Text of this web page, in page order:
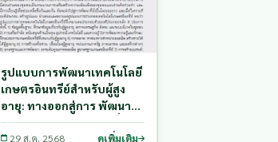
รูปแบบการพัฒนาเทคโนโลยี
เกษตรอินทรีย์สำหรับผู้สูง
อายุ: ทางออกสู่การ พัฒนา
คุณภาพชีวิตและความมั่นคง
ทางอาหารในชุมชนด้วย
29 ส.ค. 2568 ดูเพิ่มเติม